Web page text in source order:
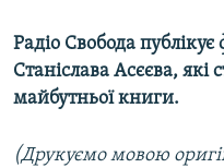
Радіо Свобода
Станіслава Асєєва, які
майбутньої книги.
(Друкуємо мовою